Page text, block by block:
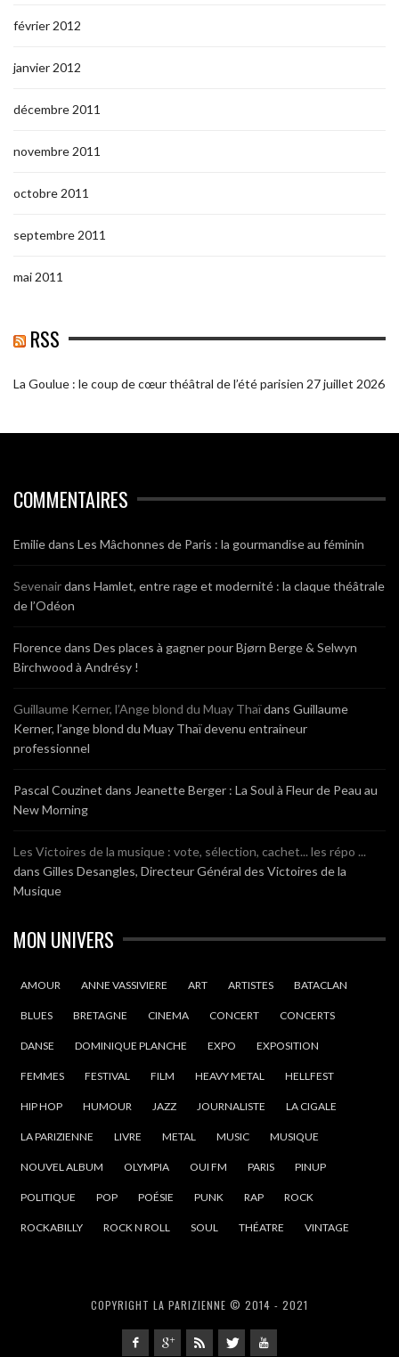
février 2012
janvier 2012
décembre 2011
novembre 2011
octobre 2011
septembre 2011
mai 2011
RSS
La Goulue : le coup de cœur théâtral de l’été parisien 27 juillet 2026
COMMENTAIRES
Emiliedans Les Mâchonnes de Paris : la gourmandise au féminin
Sevenairdans Hamlet, entre rage et modernité : la claque théâtrale
de l’Odéon
Florencedans Des places à gagner pour Bjørn Berge & Selwyn
Birchwood à Andrésy !
Guillaume Kerner, l’Ange blond du Muay Thaïdans Guillaume
Kerner, l’ange blond du Muay Thaï devenu entraineur
professionnel
Pascal Couzinet dans Jeanette Berger : La Soul à Fleur de Peau au
New Morning
Les Victoires de la musique : vote, sélection, cachet... les répo ...
dans Gilles Desangles, Directeur Général des Victoires de la
Musique
MON UNIVERS
AMOUR ANNE VASSIVIERE ART ARTISTES BATACLAN
BLUES BRETAGNE CINEMA CONCERT CONCERTS
DANSE DOMINIQUE PLANCHE EXPO EXPOSITION
FEMMES FESTIVAL FILM HEAVY METAL HELLFEST
HIP HOP HUMOUR JAZZ JOURNALISTE LA CIGALE
LA PARIZIENNE LIVRE METAL MUSIC MUSIQUE
NOUVEL ALBUM OLYMPIA OUI FM PARIS PINUP
POLITIQUE POP POÉSIE PUNK RAP ROCK
ROCKABILLY ROCK N ROLL SOUL THÉATRE VINTAGE
COPYRIGHT LA PARIZIENNE © 2014 - 2021